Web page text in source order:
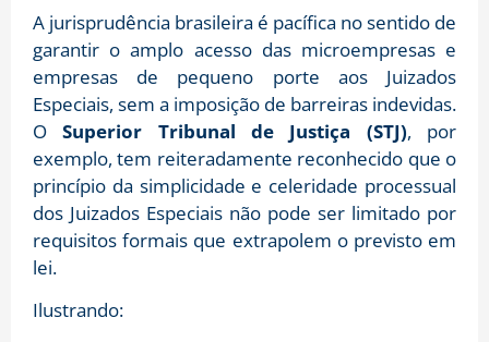
A jurisprudência brasileira é pacífica no sentido de
garantir o amplo acesso das microempresas e
empresas de pequeno porte aos Juizados
Especiais, sem a imposição de barreiras indevidas.
OSuperior Tribunal de Justiça (STJ), por
exemplo, tem reiteradamente reconhecido que o
princípio da simplicidade e celeridade processual
dos Juizados Especiais não pode ser limitado por
requisitos formais que extrapolem o previsto em
lei.
Ilustrando: